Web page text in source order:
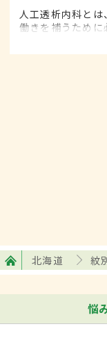
人工透析内科と
働きを補うため
北海道 紋
悩